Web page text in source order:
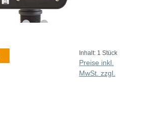
Inhalt: 1 Stück
Preise inkl.
MwSt. zzgl.